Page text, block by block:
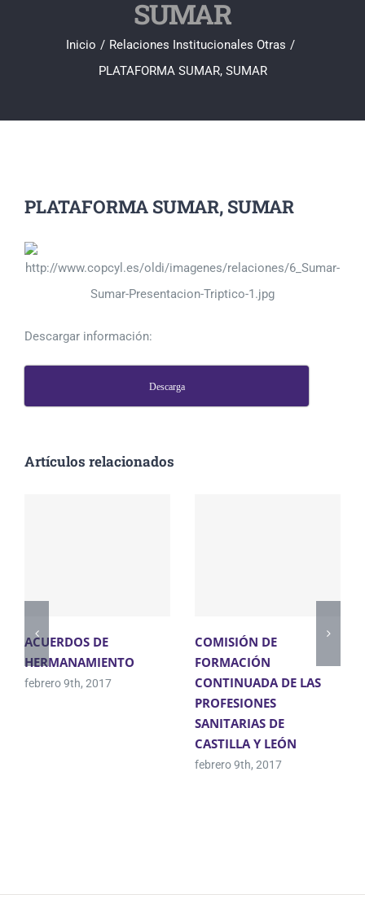
SUMAR
Inicio / Relaciones Institucionales Otras /
PLATAFORMA SUMAR, SUMAR
PLATAFORMA SUMAR, SUMAR
Descargar información:
Descarga
Artículos relacionados
ACUERDOS DE
HERMANAMIENTO
febrero 9th, 2017
COMISIÓN DE
FORMACIÓN
CONTINUADA DE LAS
PROFESIONES
SANITARIAS DE
CASTILLA Y LEÓN
febrero 9th, 2017